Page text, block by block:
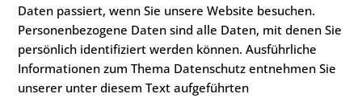
Daten passiert, wenn Sie unsere Website besuchen.
Personenbezogene Daten sind alle Daten, mit denen Sie
persönlich identifiziert werden können. Ausführliche
Informationen zum Thema Datenschutz entnehmen Sie
unserer unter diesem Text aufgeführten